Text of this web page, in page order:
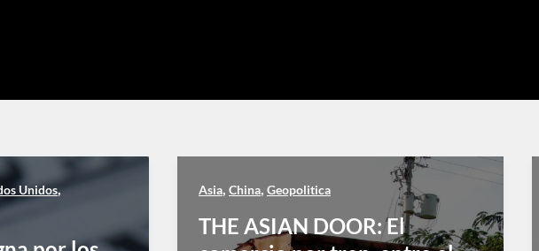
Unidos, Asia, China, Geopolitica
THE ASIAN DOOR: El